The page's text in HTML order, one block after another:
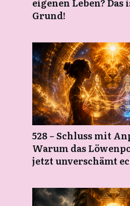
eigenen Leben?
Grund!
528 – Schluss mit
Warum das
jetzt unverschämt